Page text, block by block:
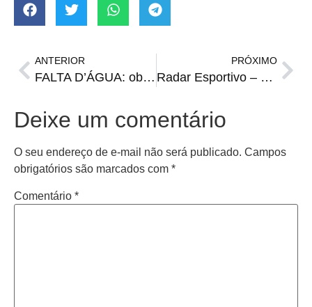
ANTERIOR
FALTA D’ÁGUA: obras na rede causarão desabastecimento em bairros
PRÓXIMO
Radar Esportivo – Sorteio da Copa do Brasil, premiação do “The Best”, e outras notícias
Deixe um comentário
O seu endereço de e-mail não será publicado. Campos
obrigatórios são marcados com *
Comentário *